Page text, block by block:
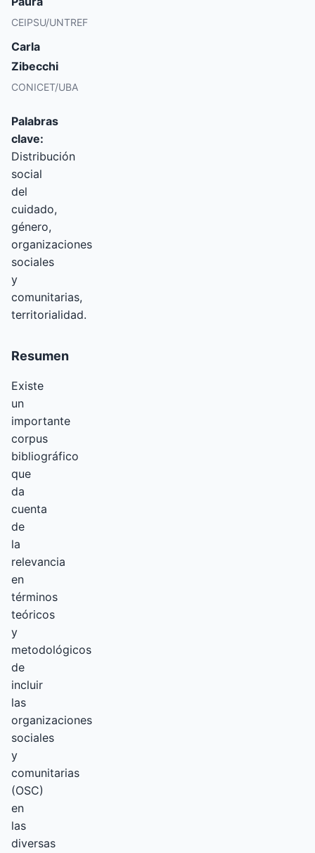
CEIPSU/UNTREF
Carla
Zibecchi
CONICET/UBA
Palabras
clave:
Distribución
social
del
cuidado,
género,
organizaciones
sociales
y
comunitarias,
territorialidad.
Resumen
Existe
un
importante
corpus
bibliográfico
que
da
cuenta
de
la
relevancia
en
términos
teóricos
y
metodológicos
de
incluir
las
organizaciones
sociales
y
comunitarias
(OSC)
en
las
diversas